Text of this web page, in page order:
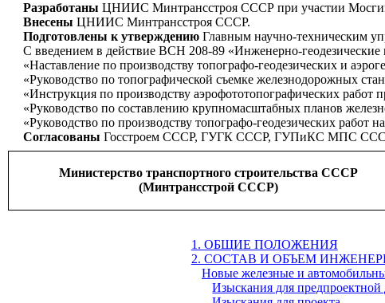
Разработаны ЦНИИС Минтрансстроя СССР при участии
Внесены ЦНИИС Минтрансстроя СССР.
Подготовлены к утверждениюГлавным научно-техническим
С введением в действие ВСН 208-89 «Инженерно-
«Наставление по производству топографо-геодезических и
«Руководство по топографической съемке железнодорожных
«Инструкция по производству аэрофототопографических
«Руководство по составлению крупномасштабных планов
«Руководство по производству топографо-геодезических
Согласованы Госстроем СССР, ГУГК СССР, ГУПиКС МПС
Министерство транспортного строительства СССР
(Минтрансстрой СССР)
1. ОБЩИЕ ПОЛОЖЕНИЯ
2. СОСТАВ И ОБЪЕМ
Новые железные и
Изыскания для